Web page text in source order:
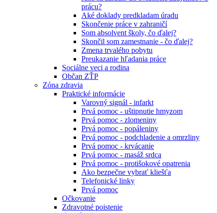
prácu?
Aké doklady predkladam úradu
Skončenie práce v zahraničí
Som absolvent školy, čo ďalej?
Skončil som zamestnanie - čo ďalej?
Zmena trvalého pobytu
Preukazanie hľadania práce
Sociálne veci a rodina
Občan ZŤP
Zóna zdravia
Praktické informácie
Varovný signál - infarkt
Prvá pomoc - uštipnutie hmyzom
Prvá pomoc - zlomeniny
Prvá pomoc - popáleniny
Prvá pomoc - podchladenie a omrzliny
Prvá pomoc - krvácanie
Prvá pomoc - masáž srdca
Prvá pomoc - protišokové opatrenia
Ako bezpečne vybrať kliešťa
Telefonické linky
Prvá pomoc
Očkovanie
Zdravotné poistenie